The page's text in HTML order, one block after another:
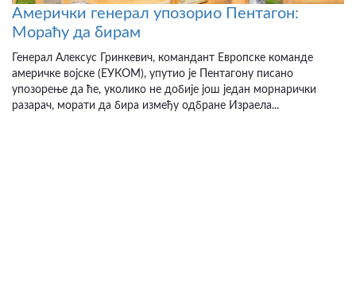
Амерички генерал упозорио Пентагон:
Мораћу да бирам
Генерал Алексус Гринкевич, командант Европске команде
америчке војске (ЕУКОМ), упутио је Пентагону писано
упозорење да ће, уколико не добије још један морнарички
разарач, морати да бира између одбране Израела...